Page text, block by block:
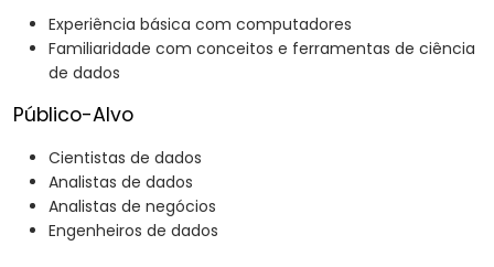
Experiência básica com computadores
Familiaridade com conceitos e ferramentas de ciência
de dados
Público-Alvo
Cientistas de dados
Analistas de dados
Analistas de negócios
Engenheiros de dados